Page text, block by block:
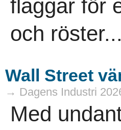
flaggar för
och röster...
Wall Street
→ Dagens Industri
Med